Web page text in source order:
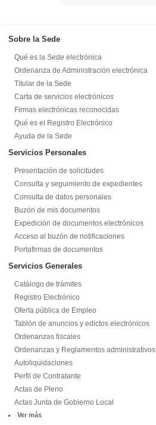
Sobre la Sede
Qué es la Sede electrónica
Ordenanza de Administración electrónica
Titular de la Sede
Carta de servicios electrónicos
Firmas electrónicas reconocidas
Qué es el Registro Electrónico
Ayuda de la Sede
Servicios Personales
Presentación de solicitudes
Consulta y seguimiento de expedientes
Consulta de datos personales
Buzón de mis documentos
Expedición de documentos electrónicos
Acceso al buzón de notificaciones
Portafirmas de documentos
Servicios Generales
Catálogo de trámites
Registro Electrónico
Oferta pública de Empleo
Tablón de anuncios y edictos electrónicos
Ordenanzas fiscales
Ordenanzas y Reglamentos administrativos
Autoliquidaciones
Perfil de Contratante
Actas de Pleno
Actas Junta de Gobierno Local
Ver más